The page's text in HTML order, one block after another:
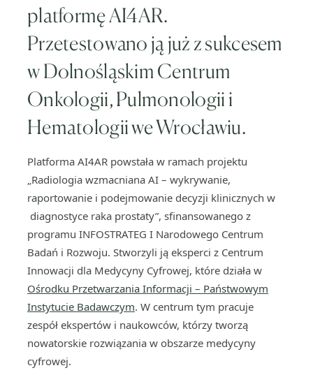
platformę AI4AR.
Przetestowano ją już z sukcesem
w Dolnośląskim Centrum
Onkologii, Pulmonologii i
Hematologii we Wrocławiu.
Platforma AI4AR powstała w ramach projektu
„Radiologia wzmacniana AI – wykrywanie,
raportowanie i podejmowanie decyzji klinicznych w
diagnostyce raka prostaty”, sfinansowanego z
programu INFOSTRATEG I Narodowego Centrum
Badań i Rozwoju. Stworzyli ją eksperci z Centrum
Innowacji dla Medycyny Cyfrowej, które działa w
Ośrodku Przetwarzania Informacji – Państwowym
Instytucie Badawczym. W centrum tym pracuje
zespół ekspertów i naukowców, którzy tworzą
nowatorskie rozwiązania w obszarze medycyny
cyfrowej.